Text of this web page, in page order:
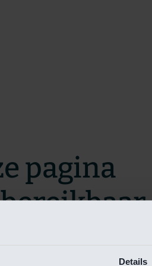
Details
pagina
zo snel mogelijk te verhelpen.